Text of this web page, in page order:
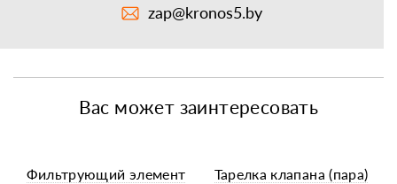
zap@kronos5.by
Вас может заинтересовать
Фильтрующий элемент
Тарелка клапана (пара)